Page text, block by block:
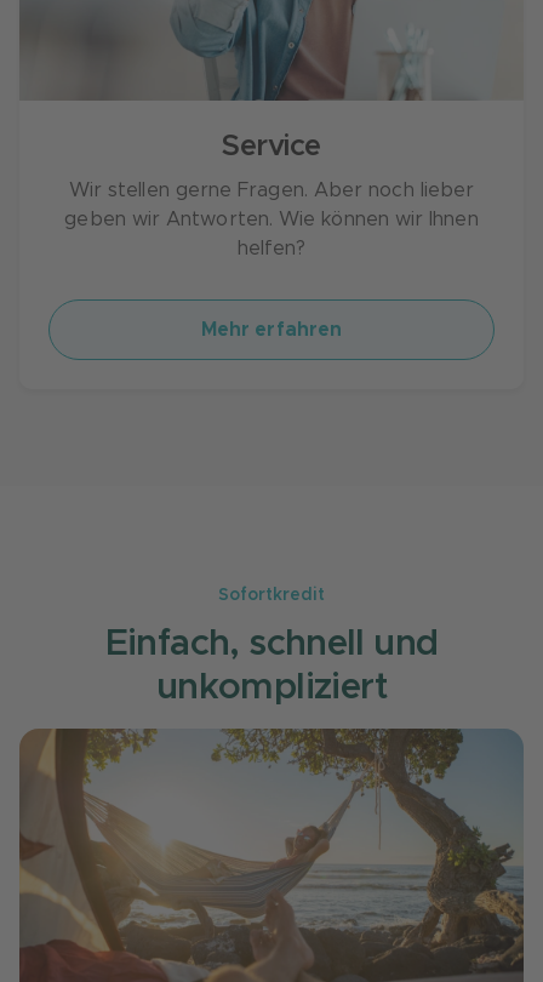
Service
Wir stellen gerne Fragen. Aber noch lieber
geben wir Antworten. Wie können wir Ihnen
helfen?
Mehr erfahren
Sofortkredit
Einfach, schnell und
unkompliziert